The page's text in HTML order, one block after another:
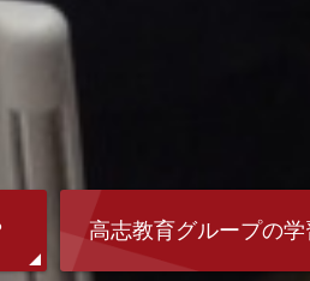
高志教育グループの学